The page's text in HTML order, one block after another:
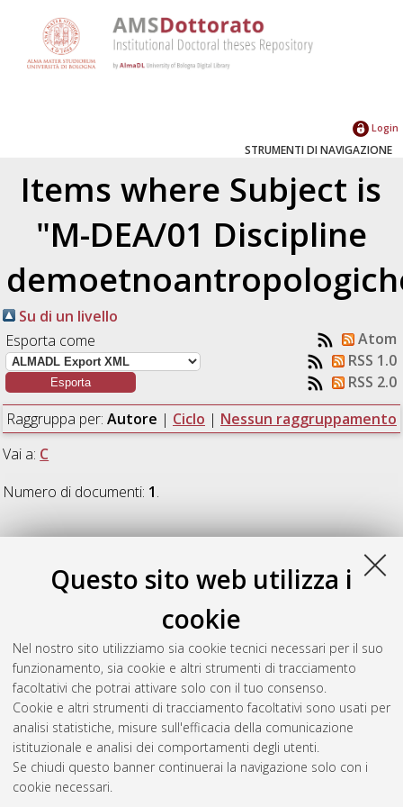
Questo sito web utilizza i
cookie
Nel nostro sito utilizziamo sia cookie tecnici necessari per il suo
funzionamento, sia cookie e altri strumenti di tracciamento
facoltativi che potrai attivare solo con il tuo consenso.
Cookie e altri strumenti di tracciamento facoltativi sono usati per
analisi statistiche, misure sull'efficacia della comunicazione
istituzionale e analisi dei comportamenti degli utenti.
Se chiudi questo banner continuerai la navigazione solo con i
cookie necessari.
Login
STRUMENTI DI NAVIGAZIONE
Items where Subject is
"M-DEA/01 Discipline
Su di un livello
Esporta come
Atom
RSS 1.0
RSS 2.0
Raggruppa per: Autore | Ciclo | Nessun raggruppamento
Vai a: C
Numero di documenti: 1.
C
Crivellaro, Francesca(2011)
Economie locali, mondi globali.
Per un'etnografia del microcredito in Italia
thesis], Alma Mater Studiorum Università di Bologna.
Dottorato di ricerca inCooperazione internazionale e
politiche per lo sviluppo sostenibile, 23 Ciclo.
Questa lista e' stata generata ilSat Aug 8 20:33:07 2026
Atom